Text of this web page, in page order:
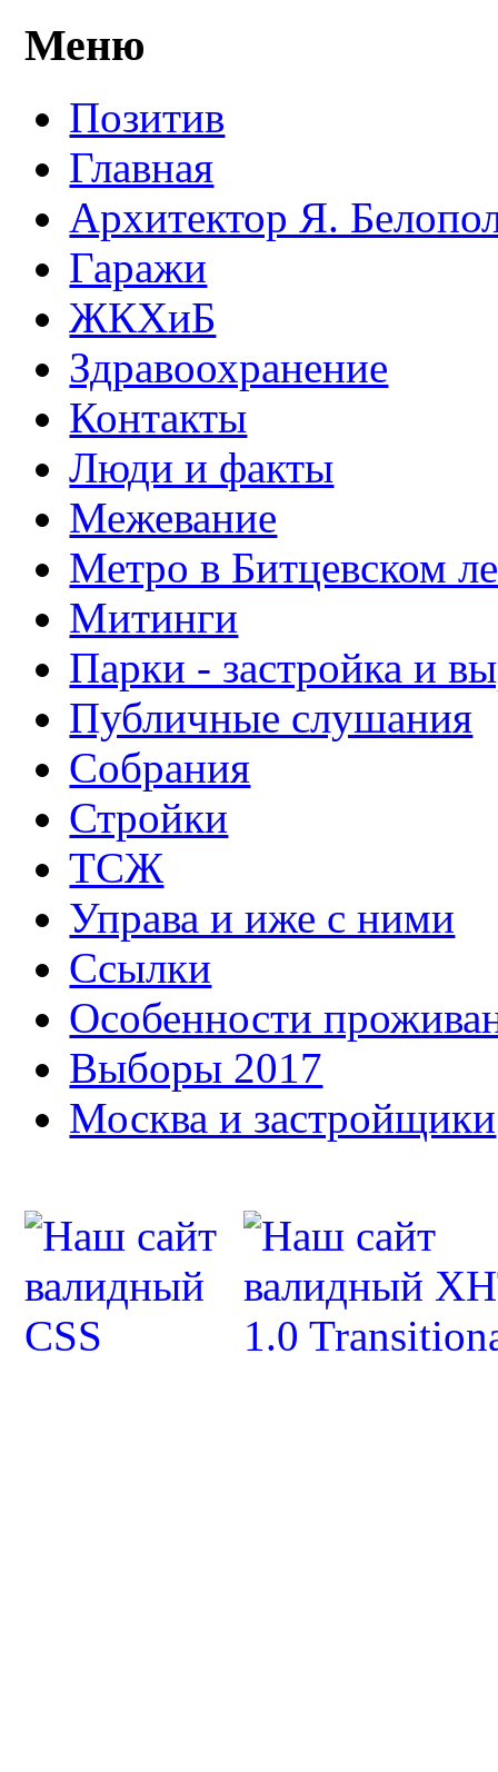
Меню
Позитив
Главная
Архитектор Я.
Гаражи
ЖКХиБ
Здравоохранение
Контакты
Люди и факты
Межевание
Метро в Битцевском
Митинги
Парки - застройка и
Публичные слушания
Собрания
Стройки
ТСЖ
Управа и иже с ними
Ссылки
Особенности
Выборы 2017
Москва и застройщики